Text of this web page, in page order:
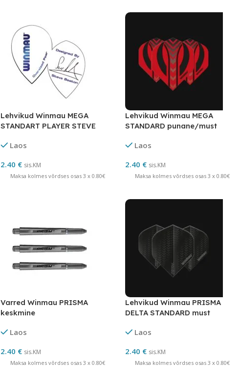
Lehvikud Winmau MEGA
STANDART PLAYER STEVE
Laos
2.40 € sis.KM
Maksa kolmes võrdses osas 3 x 0.80€
Lehvikud Winmau MEGA
STANDARD punane/must
Laos
2.40 € sis.KM
Maksa kolmes võrdses osas 3 x 0.80€
Varred Winmau PRISMA
keskmine
Laos
2.40 € sis.KM
Maksa kolmes võrdses osas 3 x 0.80€
Lehvikud Winmau PRISMA
DELTA STANDARD must
Laos
2.40 € sis.KM
Maksa kolmes võrdses osas 3 x 0.80€